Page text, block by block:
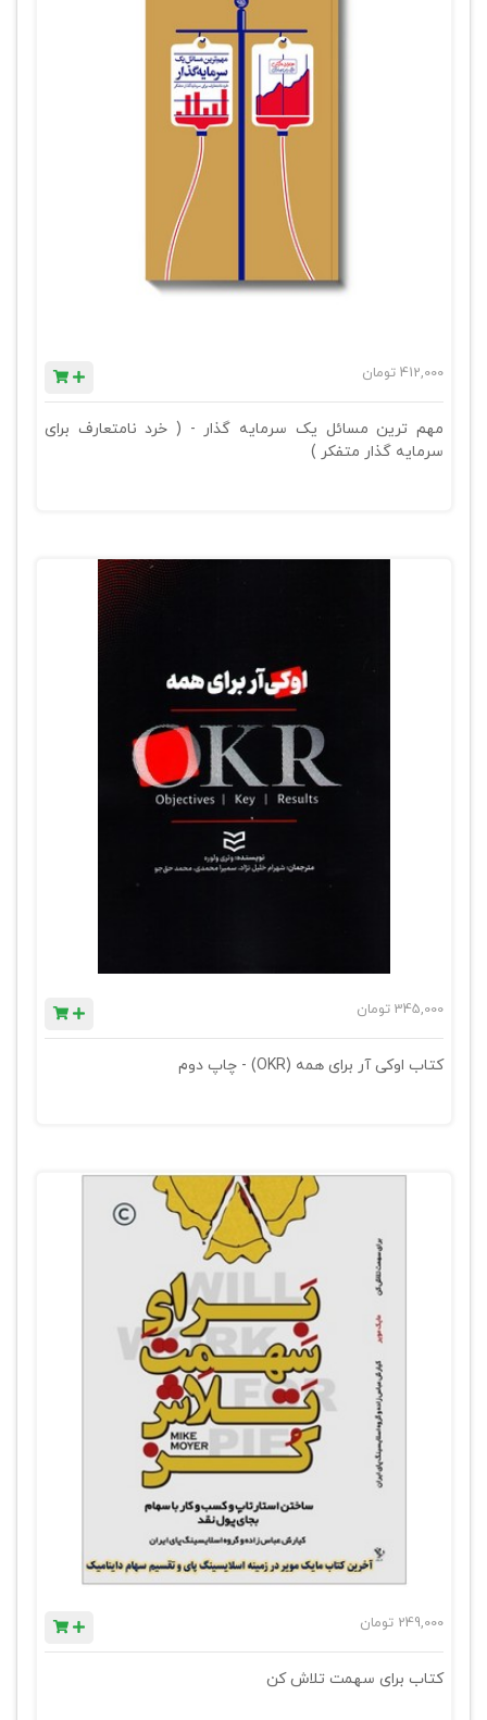
412,000 تومان
مهم ترین مسائل یک سرمایه گذار - ( خرد نامتعارف برای
سرمایه گذار متفکر )
345,000 تومان
کتاب اوکی آر برای همه (OKR) - چاپ دوم
249,000 تومان
کتاب برای سهمت تلاش کن